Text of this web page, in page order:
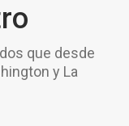
que desde
y La